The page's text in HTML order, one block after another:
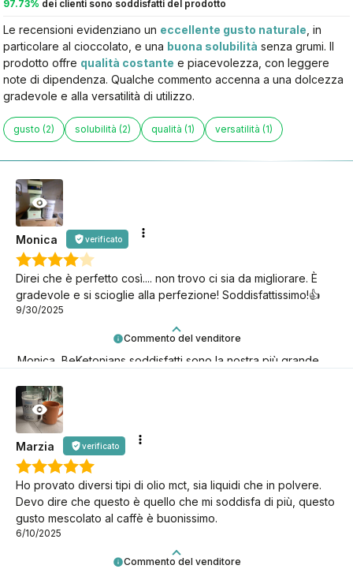
97.73% dei clienti sono soddisfatti del prodotto
Le recensioni evidenziano un eccellente gusto naturale , in
particolare al cioccolato, e una buona solubilità senza grumi. Il
prodotto offre qualità costante e piacevolezza, con leggere
note di dipendenza. Qualche commento accenna a una dolcezza
gradevole e alla versatilità di utilizzo.
gusto (2) solubilità (2) qualità (1) versatilità (1)
Commento del venditore
Monica, BeKetonians soddisfatti sono la nostra più grande
Monica verificato
Direi che è perfetto così.... non trovo ci sia da migliorare. È
gradevole e si scioglie alla perfezione! Soddisfattissimo!👍️
9/30/2025
Commento del venditore
Marzia verificato
Ho provato diversi tipi di olio mct, sia liquidi che in polvere.
Devo dire che questo è quello che mi soddisfa di più, questo
gusto mescolato al caffè è buonissimo.
6/10/2025